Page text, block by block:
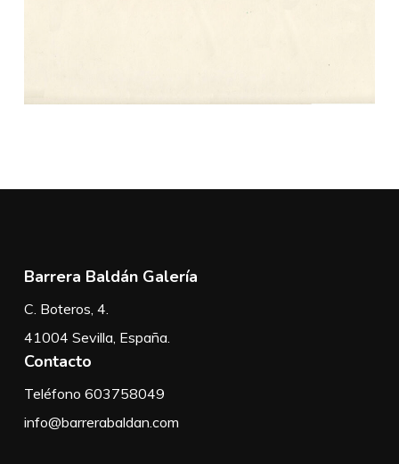
Barrera Baldán Galería
C. Boteros, 4.
41004 Sevilla, España.
Contacto
Teléfono 603758049
info@barrerabaldan.com